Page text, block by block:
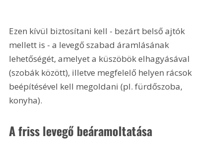
Ezen kívül biztosítani kell - bezárt belső ajtók
mellett is - a levegő szabad áramlásának
lehetőségét, amelyet a küszöbök elhagyásával
(szobák között), illetve megfelelő helyen rácsok
beépítésével kell megoldani (pl. fürdőszoba,
konyha).
A friss levegő beáramoltatása